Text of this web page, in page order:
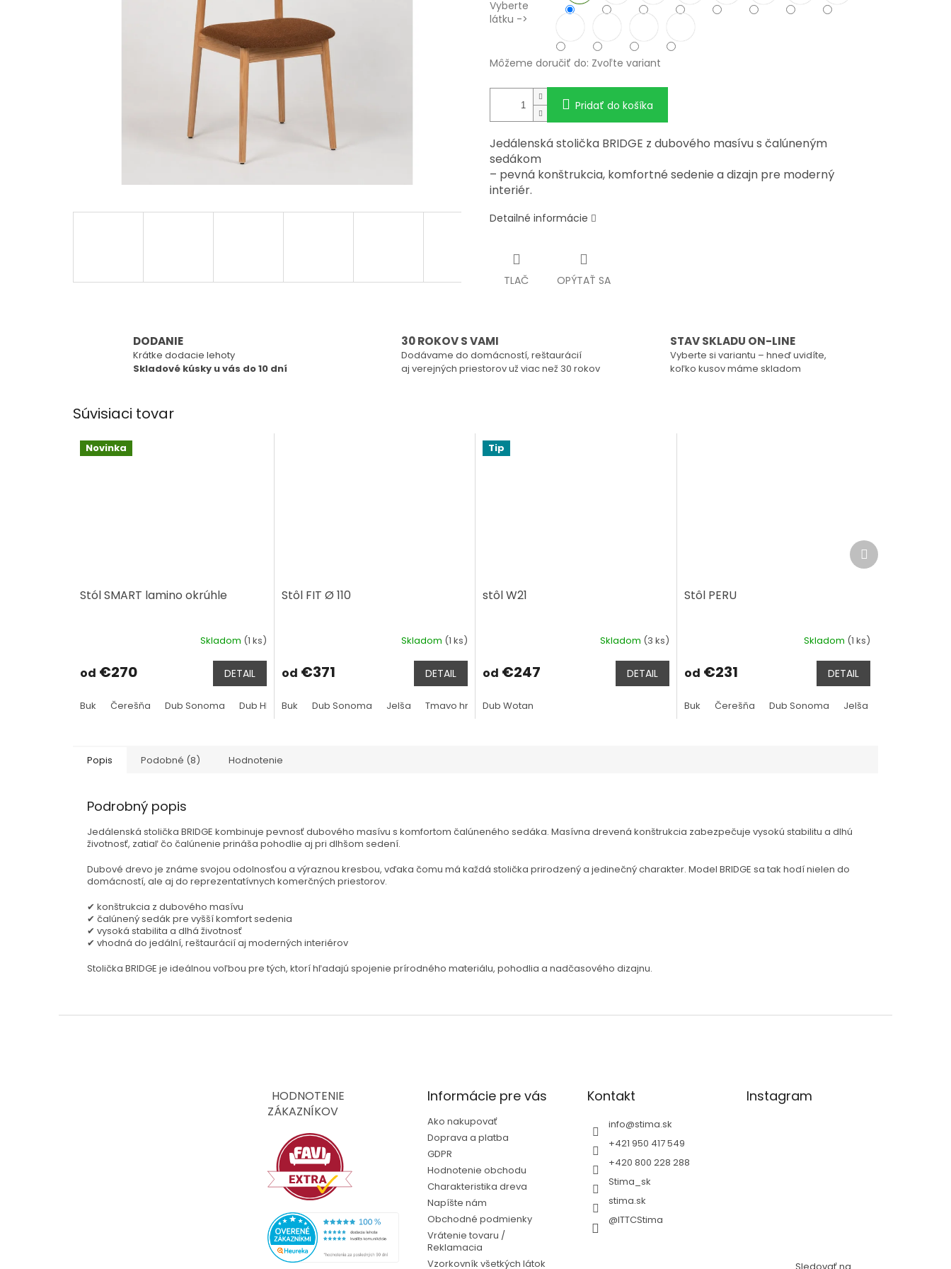
Vyberte
látku ->
Môžeme doručiť do: Zvoľte variant
Pridať do košíka
Jedálenská stolička BRIDGE z dubového masívu s čalúneným
sedákom
– pevná konštrukcia, komfortné sedenie a dizajn pre moderný
interiér.
Detailné informácie
TLAČ OPÝTAŤ SA
DODANIE
Krátke dodacie lehoty
Skladové kúsky u vás do 10 dní
30 ROKOV S VAMI
Dodávame do domácností, reštaurácií
aj verejných priestorov už viac než 30 rokov
STAV SKLADU ON-LINE
Vyberte si variantu – hneď uvidíte,
koľko kusov máme skladom
Súvisiaci tovar
Novinka
Stól SMART lamino okrúhle
Skladom (1 ks)
od €270 DETAIL
Buk Čerešňa Dub Sonoma Dub Hľuzovka Dub Wotan Jelša Tmavo hnedá Biela
Stôl FIT Ø 110
Skladom (1 ks)
od €371 DETAIL
Buk Dub Sonoma Jelša Tmavo hnedá Rustikál
Tip
stôl W21
Skladom (3 ks)
od €247 DETAIL
Dub Wotan
Stôl PERU
Skladom (1 ks)
od €231 DETAIL
Buk Čerešňa Dub Sonoma Jelša
Ďalší
produkt
Popis Podobné (8) Hodnotenie
Podrobný popis
Jedálenská stolička BRIDGE kombinuje pevnosť dubového masívu s komfortom čalúneného sedáka. Masívna drevená konštrukcia zabezpečuje vysokú stabilitu a dlhú
životnosť, zatiaľ čo čalúnenie prináša pohodlie aj pri dlhšom sedení.
Dubové drevo je známe svojou odolnosťou a výraznou kresbou, vďaka čomu má každá stolička prirodzený a jedinečný charakter. Model BRIDGE sa tak hodí nielen do
domácností, ale aj do reprezentatívnych komerčných priestorov.
✔ konštrukcia z dubového masívu
✔ čalúnený sedák pre vyšší komfort sedenia
✔ vysoká stabilita a dlhá životnosť
✔ vhodná do jedální, reštaurácií aj moderných interiérov
Stolička BRIDGE je ideálnou voľbou pre tých, ktorí hľadajú spojenie prírodného materiálu, pohodlia a nadčasového dizajnu.
HODNOTENIE
ZÁKAZNÍKOV
Informácie pre vás
Ako nakupovať
Doprava a platba
GDPR
Hodnotenie obchodu
Charakteristika dreva
Napíšte nám
Obchodné podmienky
Vrátenie tovaru /
Reklamacia
Vzorkovník všetkých látok
Kontakt
info@stima.sk
+421 950 417 549
+420 800 228 288
Stima_sk
stima.sk
@ITTCStima
Instagram